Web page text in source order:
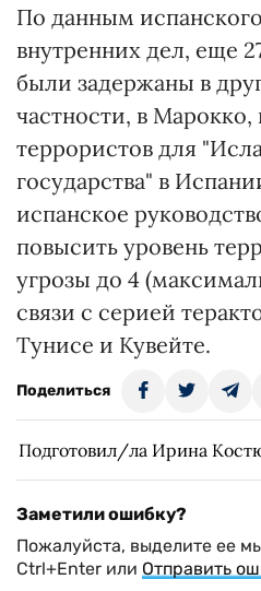
По данным
внутренних дел, еще
были задержаны в
частности, в Марокко,
террористов для
государства" в
испанское
повысить уровень
угрозы до 4
связи с серией
Тунисе и Кувейте.
Поделиться
Подготовил/ла Ирина
Заметили ошибку?
Пожалуйста, выделите ее
Ctrl+Enter или Отправить